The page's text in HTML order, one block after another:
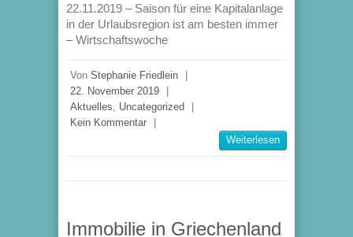
22.11.2019 – Saison für eine Kapitalanlage
in der Urlaubsregion ist am besten immer
– Wirtschaftswoche
Von Stephanie Friedlein
|
22. November 2019
|
Aktuelles
Uncategorized
|
Kein Kommentar
|
Weiterlesen
Immobilie in Griechenland